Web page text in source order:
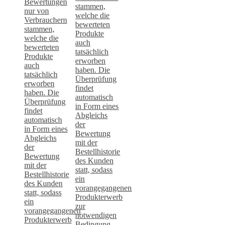
Bewertungen
nur von
Verbrauchern
stammen,
welche die
bewerteten
Produkte
auch
tatsächlich
erworben
haben. Die
Überprüfung
findet
automatisch
in Form eines
Abgleichs
der
Bewertung
mit der
Bestellhistorie
des Kunden
statt, sodass
ein
vorangegangenen
Produkterwerb
stammen,
welche die
bewerteten
Produkte
auch
tatsächlich
erworben
haben. Die
Überprüfung
findet
automatisch
in Form eines
Abgleichs
der
Bewertung
mit der
Bestellhistorie
des Kunden
statt, sodass
ein
vorangegangenen
Produkterwerb
zur
notwendigen